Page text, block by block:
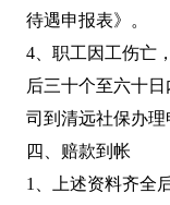
待遇申报表》。
4、职工因工伤亡
后三十个至六十
司到清远社保办理
四、赔款到帐
1、上述资料齐全